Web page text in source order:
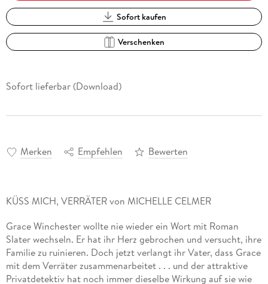
Sofort kaufen
Verschenken
Sofort lieferbar (Download)
Merken Empfehlen Bewerten
KÜSS MICH, VERRÄTER von MICHELLE CELMER
Grace Winchester wollte nie wieder ein Wort mit Roman
Slater wechseln. Er hat ihr Herz gebrochen und versucht, ihre
Familie zu ruinieren. Doch jetzt verlangt ihr Vater, dass Grace
mit dem Verräter zusammenarbeitet . . . und der attraktive
Privatdetektiv hat noch immer dieselbe Wirkung auf sie wie